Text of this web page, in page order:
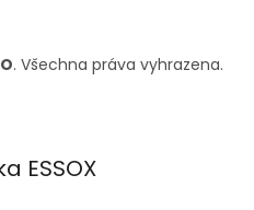
. Všechna práva vyhrazena.
ESSOX